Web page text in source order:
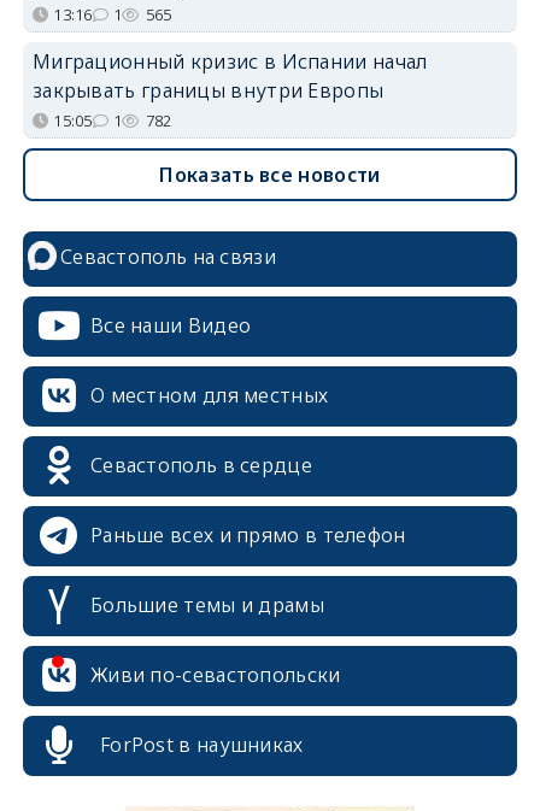
13:16 1 565
Миграционный кризис в Испании начал
закрывать границы внутри Европы
15:05 1 782
Показать все новости
Севастополь на связи
Все наши Видео
О местном для местных
Севастополь в сердце
Раньше всех и прямо в телефон
Большие темы и драмы
Живи по-севастопольски
ForPost в наушниках